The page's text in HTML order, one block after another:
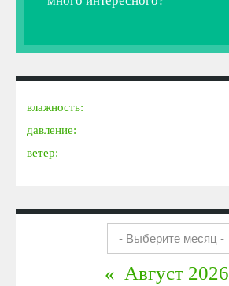
влажность:
давление:
ветер:
« Август 2026